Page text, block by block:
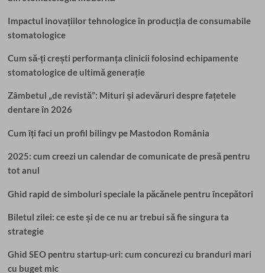
Impactul inovațiilor tehnologice în producția de consumabile
stomatologice
Cum să-ți crești performanța clinicii folosind echipamente
stomatologice de ultimă generație
Zâmbetul „de revistă”: Mituri și adevăruri despre fațetele
dentare în 2026
Cum îți faci un profil bilingv pe Mastodon România
2025: cum creezi un calendar de comunicate de presă pentru
tot anul
Ghid rapid de simboluri speciale la păcănele pentru începători
Biletul zilei: ce este și de ce nu ar trebui să fie singura ta
strategie
Ghid SEO pentru startup-uri: cum concurezi cu branduri mari
cu buget mic